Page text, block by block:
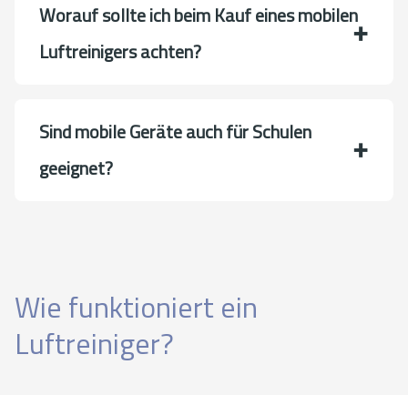
Worauf sollte ich beim Kauf eines mobilen
Luftreinigers achten?
Sind mobile Geräte auch für Schulen
geeignet?
Wie funktioniert ein
Luftreiniger?